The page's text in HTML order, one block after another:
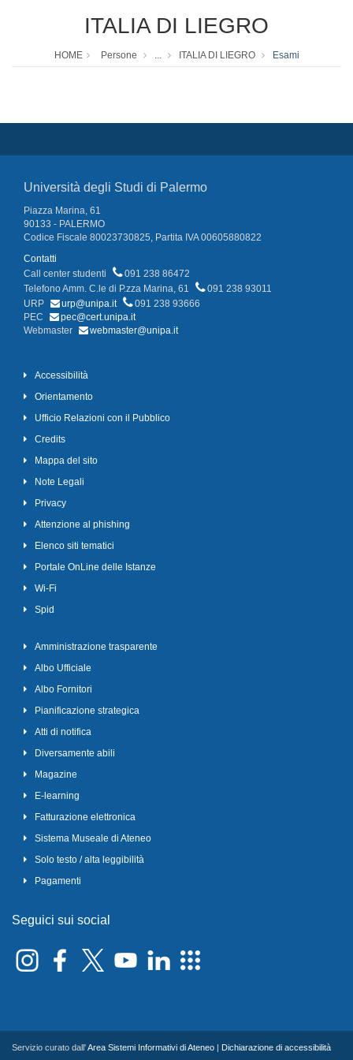
ITALIA DI LIEGRO
HOME Persone ... ITALIA DI LIEGRO Esami
Università degli Studi di Palermo
Piazza Marina, 61
90133 - PALERMO
Codice Fiscale 80023730825, Partita IVA 00605880822
Contatti
Call center studenti
091 238 86472
Telefono Amm. C.le di P.zza Marina, 61
091 238 93011
URP
urp@unipa.it
091 238 93666
PEC
pec@cert.unipa.it
Webmaster
webmaster@unipa.it
Accessibilità
Orientamento
Ufficio Relazioni con il Pubblico
Credits
Mappa del sito
Note Legali
Privacy
Attenzione al phishing
Elenco siti tematici
Portale OnLine delle Istanze
Wi-Fi
Spid
Amministrazione trasparente
Albo Ufficiale
Albo Fornitori
Pianificazione strategica
Atti di notifica
Diversamente abili
Magazine
E-learning
Fatturazione elettronica
Sistema Museale di Ateneo
Solo testo / alta leggibilità
Pagamenti
Seguici sui social
Servizio curato dall'Area Sistemi Informativi di Ateneo Dichiarazione di accessibilità